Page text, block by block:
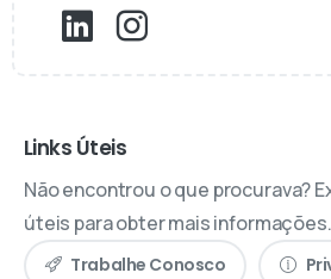
Links Úteis
Não encontrou o que procurava?
úteis para obter mais informações.
Trabalhe Conosco